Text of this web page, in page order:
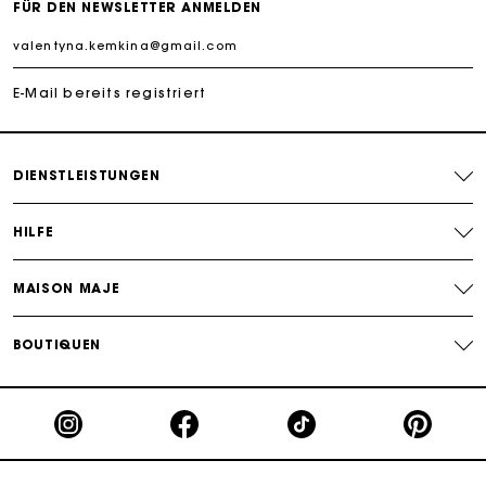
PayPal - Bezahlung nach 30 Tagen
Kostenlose Umtausch & Rücksendung
FÜR DEN NEWSLETTER ANMELDEN
E-Mail bereits registriert
DIENSTLEISTUNGEN
HILFE
MAISON MAJE
BOUTIQUEN